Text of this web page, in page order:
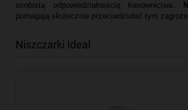
osobistą odpowiedzialnością kierownictwa.
pomagają skutecznie przeciwdziałać tym
Niszczarki Ideal